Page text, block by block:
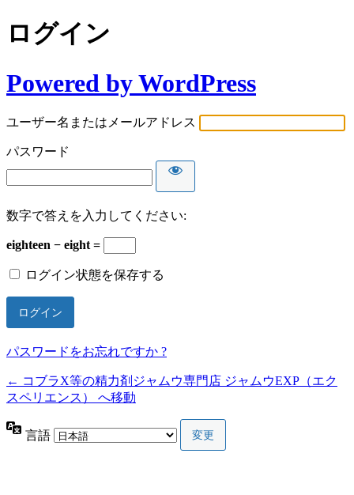
ログイン
Powered by WordPress
ユーザー名またはメールアドレス
パスワード
数字で答えを入力してください:
eighteen − eight =
ログイン状態を保存する
パスワードをお忘れですか ?
← コブラX等の精力剤ジャムウ専門店 ジャムウEXP（エク
スペリエンス） へ移動
言語